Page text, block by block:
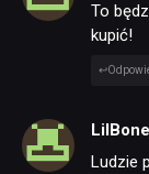
To
kupić!
LilBone
Ludzie